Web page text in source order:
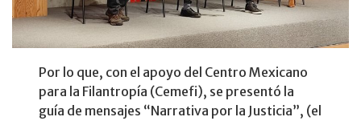
Por lo que, con el apoyo del Centro Mexicano
para la Filantropía (Cemefi), se presentó la
guía de mensajes “Narrativa por la Justicia”, (el